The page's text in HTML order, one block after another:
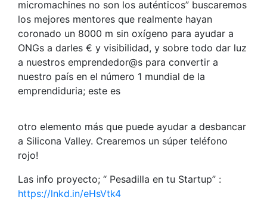
micromachines no son los auténticos” buscaremos
los mejores mentores que realmente hayan
coronado un 8000 m sin oxígeno para ayudar a
ONGs a darles € y visibilidad, y sobre todo dar luz
a nuestros emprendedor@s para convertir a
nuestro país en el número 1 mundial de la
emprendiduria; este es
otro elemento más que puede ayudar a desbancar
a Silicona Valley. Crearemos un súper teléfono
rojo!
Las info proyecto; “ Pesadilla en tu Startup” :
https://lnkd.in/eHsVtk4